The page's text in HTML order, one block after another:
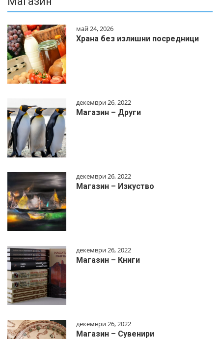
май 24, 2026
Храна без излишни посредници
декември 26, 2022
Магазин – Други
декември 26, 2022
Магазин – Изкуство
декември 26, 2022
Магазин – Книги
декември 26, 2022
Магазин – Сувенири